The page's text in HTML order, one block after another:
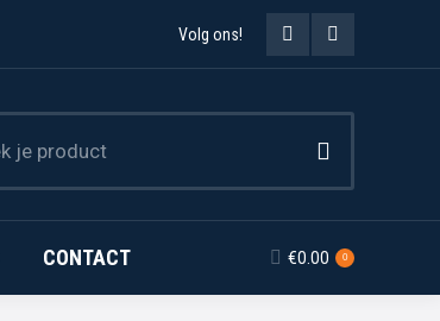
Volg ons!
Facebook
opens
in
new
window
Instagram
in
new
window
CONTACT €0.00 0
VACATURES
CONTACT
€0.00